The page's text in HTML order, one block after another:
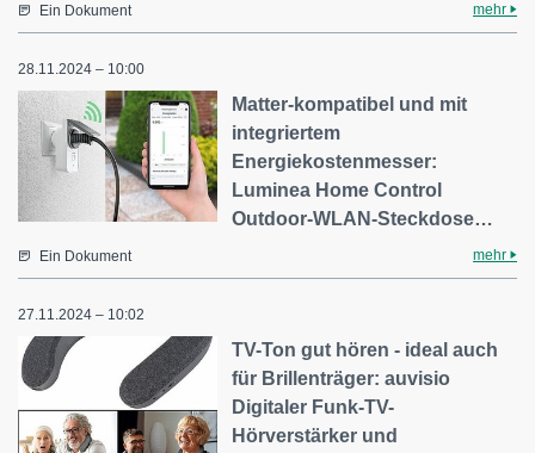
Ein Dokument mehr
28.11.2024 – 10:00
Matter-kompatibel und mit
integriertem
Energiekostenmesser:
Luminea Home Control
Outdoor-WLAN-Steckdose…
Ein Dokument mehr
27.11.2024 – 10:02
TV-Ton gut hören - ideal auch
für Brillenträger: auvisio
Digitaler Funk-TV-
Hörverstärker und